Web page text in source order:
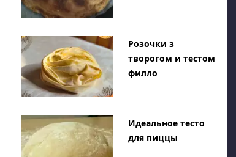
Розочки з
творогом и тестом
филло
Идеальное тесто
для пиццы